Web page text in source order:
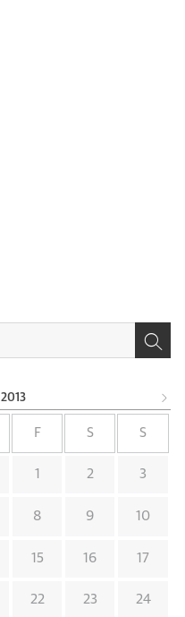
2013
F S S
1 2 3
8 9 10
15 16 17
22 23 24